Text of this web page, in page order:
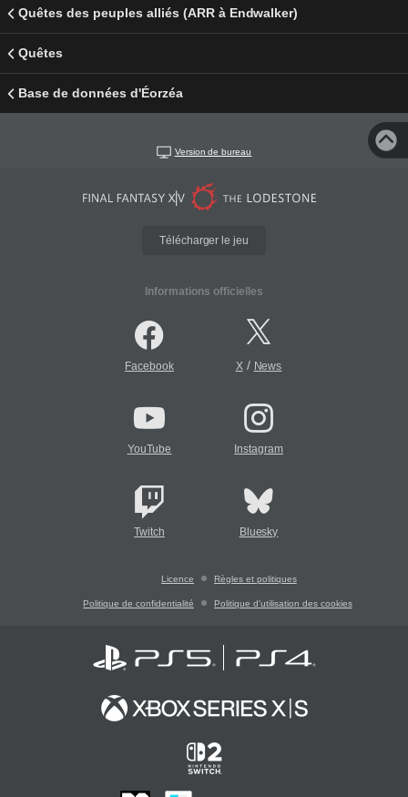
Quêtes des peuples alliés (ARR à Endwalker)
Quêtes
Base de données d'Éorzéa
Version de bureau
Télécharger le jeu
Informations officielles
Facebook X/ News
YouTube Instagram
Twitch Bluesky
Licence Règles et politiques
Politique de confidentialité Politique d'utilisation des cookies